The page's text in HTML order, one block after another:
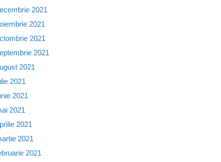
2021
2021
2021
2021
2021
2021
2021
2021
2021
2021
2021